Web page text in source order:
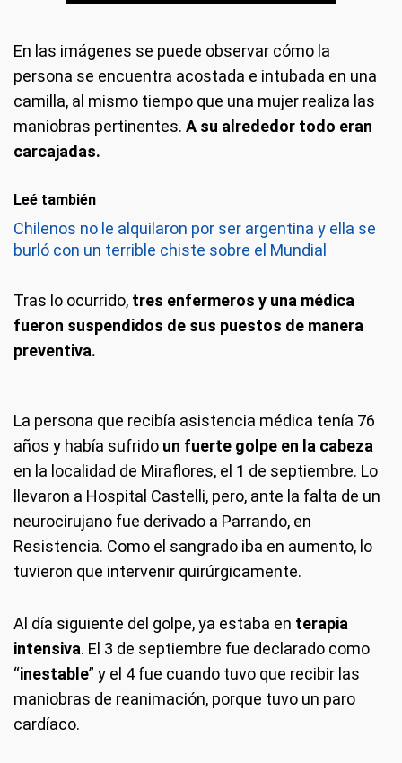
En las imágenes se puede observar cómo la
persona se encuentra acostada e intubada en una
camilla, al mismo tiempo que una mujer realiza las
maniobras pertinentes. A su alrededor todo eran
carcajadas.
Leé también
Chilenos no le alquilaron por ser argentina y ella se
burló con un terrible chiste sobre el Mundial
Tras lo ocurrido, tres enfermeros y una médica
fueron suspendidos de sus puestos de manera
preventiva.
La persona que recibía asistencia médica tenía 76
años y había sufrido un fuerte golpe en la cabeza
en la localidad de Miraflores, el 1 de septiembre. Lo
llevaron a Hospital Castelli, pero, ante la falta de un
neurocirujano fue derivado a Parrando, en
Resistencia. Como el sangrado iba en aumento, lo
tuvieron que intervenir quirúrgicamente.
Al día siguiente del golpe, ya estaba en terapia
intensiva. El 3 de septiembre fue declarado como
“inestable” y el 4 fue cuando tuvo que recibir las
maniobras de reanimación, porque tuvo un paro
cardíaco.